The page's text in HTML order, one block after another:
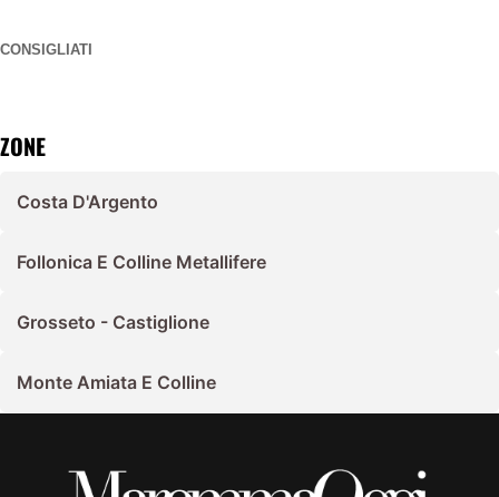
CONSIGLIATI
ZONE
Costa D'Argento
Follonica E Colline Metallifere
Grosseto - Castiglione
Monte Amiata E Colline